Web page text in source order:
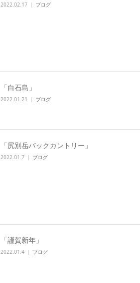
2022.02.17 ブログ
「白石島」
2022.01.21 ブログ
「尻別岳バックカントリー」
2022.01.7 ブログ
「謹賀新年」
2022.01.4 ブログ